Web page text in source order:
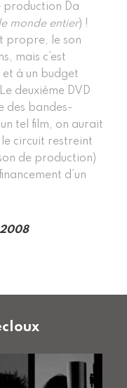
production Da
monde entier) !
propre, le son
mais c’est
à un budget
deuxième DVD
des bandes-
tel film, on aurait
circuit restreint
de production)
d’un